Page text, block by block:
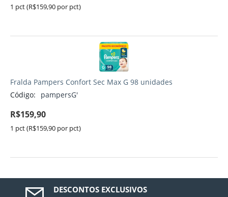
1 pct (R$159,90 por pct)
Fralda Pampers Confort Sec Max G 98 unidades
Código:
pampersG'
R$159,90
1 pct (R$159,90 por pct)
DESCONTOS EXCLUSIVOS